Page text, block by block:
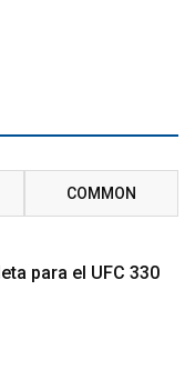
COMMON
para el UFC 330